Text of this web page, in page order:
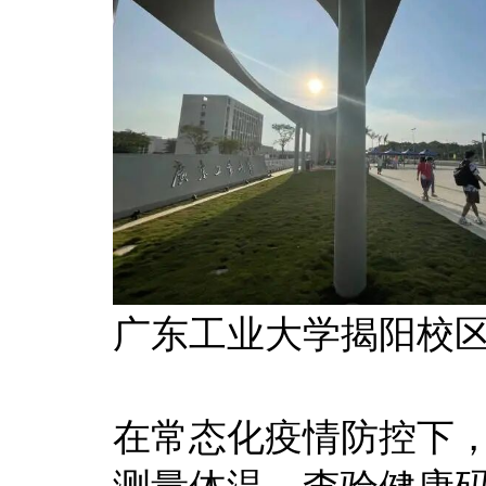
广东工业大学揭阳校
在常态化疫情防控下